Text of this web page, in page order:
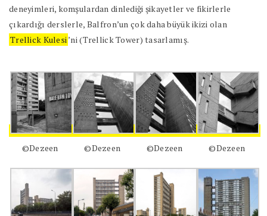
deneyimleri, komşulardan dinlediği şikayetler ve fikirlerle
çıkardığı derslerle, Balfron’un çok daha büyük ikizi olan
Trellick Kulesi’ni (Trellick Tower) tasarlamış.
©Dezeen ©Dezeen ©Dezeen ©Dezeen